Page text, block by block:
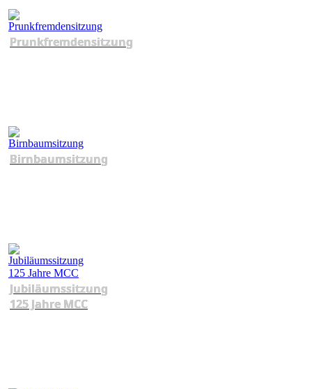
Prunkfremdensitzung
Birnbaumsitzung
Jubiläumssitzung
125 Jahre MCC